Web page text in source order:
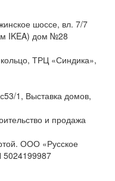
шоссе, вл. 7/7
IKEA) дом №28
ТРЦ «Синдика»,
1, Выставка домов,
и продажа
ООО «Русское